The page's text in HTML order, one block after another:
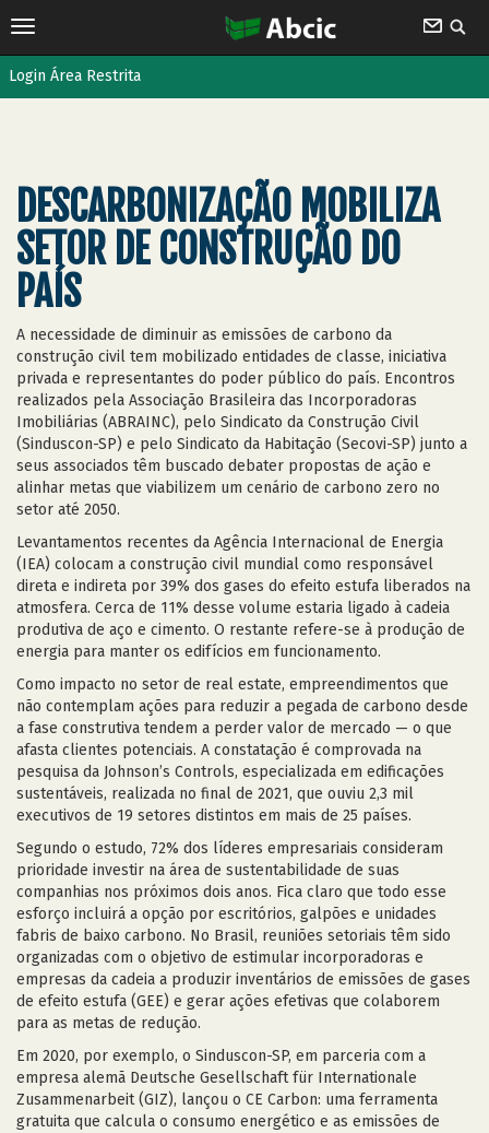
Login Área Restrita
DESCARBONIZAÇÃO MOBILIZA
SETOR DE CONSTRUÇÃO DO
PAÍS
A necessidade de diminuir as emissões de carbono da
construção civil tem mobilizado entidades de classe, iniciativa
privada e representantes do poder público do país. Encontros
realizados pela Associação Brasileira das Incorporadoras
Imobiliárias (ABRAINC), pelo Sindicato da Construção Civil
(Sinduscon-SP) e pelo Sindicato da Habitação (Secovi-SP) junto a
seus associados têm buscado debater propostas de ação e
alinhar metas que viabilizem um cenário de carbono zero no
setor até 2050.
Levantamentos recentes da Agência Internacional de Energia
(IEA) colocam a construção civil mundial como responsável
direta e indireta por 39% dos gases do efeito estufa liberados na
atmosfera. Cerca de 11% desse volume estaria ligado à cadeia
produtiva de aço e cimento. O restante refere-se à produção de
energia para manter os edifícios em funcionamento.
Como impacto no setor de real estate, empreendimentos que
não contemplam ações para reduzir a pegada de carbono desde
a fase construtiva tendem a perder valor de mercado — o que
afasta clientes potenciais. A constatação é comprovada na
pesquisa da Johnson’s Controls, especializada em edificações
sustentáveis, realizada no final de 2021, que ouviu 2,3 mil
executivos de 19 setores distintos em mais de 25 países.
Segundo o estudo, 72% dos líderes empresariais consideram
prioridade investir na área de sustentabilidade de suas
companhias nos próximos dois anos. Fica claro que todo esse
esforço incluirá a opção por escritórios, galpões e unidades
fabris de baixo carbono. No Brasil, reuniões setoriais têm sido
organizadas com o objetivo de estimular incorporadoras e
empresas da cadeia a produzir inventários de emissões de gases
de efeito estufa (GEE) e gerar ações efetivas que colaborem
para as metas de redução.
Em 2020, por exemplo, o Sinduscon-SP, em parceria com a
empresa alemã Deutsche Gesellschaft für Internationale
Zusammenarbeit (GIZ), lançou o CE Carbon: uma ferramenta
gratuita que calcula o consumo energético e as emissões de